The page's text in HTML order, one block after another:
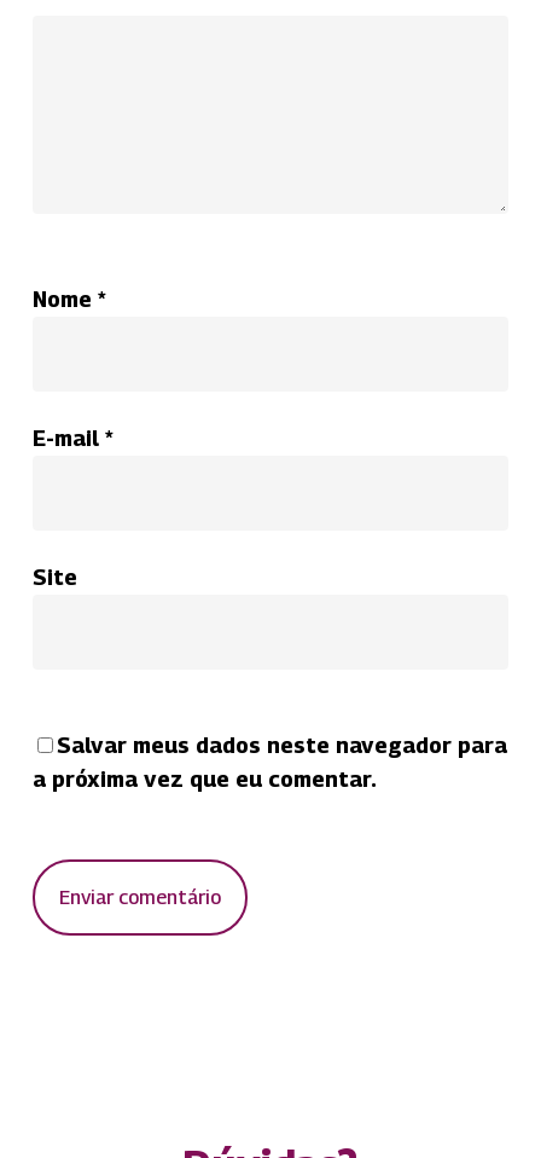
Nome *
E-mail *
Site
Salvar meus dados neste navegador para
a próxima vez que eu comentar.